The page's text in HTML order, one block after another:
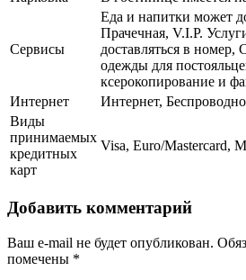
Сервисы
Еда и напитки может
Прачечная, V.I.P.
доставляться в
одежды для
ксерокопирование и
Интернет
Интернет,
Виды
принимаемых
кредитных
карт
Visa, Euro/Mastercard,
Добавить комментарий
Ваш e-mail не будет опубликован.
помечены *